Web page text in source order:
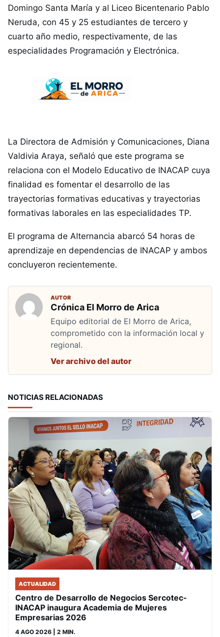
Domingo Santa María y al Liceo Bicentenario Pablo
Neruda, con 45 y 25 estudiantes de tercero y
cuarto año medio, respectivamente, de las
especialidades Programación y Electrónica.
La Directora de Admisión y Comunicaciones, Diana
Valdivia Araya, señaló que este programa se
relaciona con el Modelo Educativo de INACAP cuya
finalidad es fomentar el desarrollo de las
trayectorias formativas educativas y trayectorias
formativas laborales en las especialidades TP.
El programa de Alternancia abarcó 54 horas de
aprendizaje en dependencias de INACAP y ambos
concluyeron recientemente.
AUTOR
Crónica El Morro de Arica
Equipo editorial de El Morro de Arica,
comprometido con la información local y
regional.
Ver archivo del autor
NOTICIAS RELACIONADAS
ACTUALIDAD
Centro de Desarrollo de Negocios Sercotec-
INACAP inaugura Academia de Mujeres
Empresarias 2026
4 AGO 2026 | 2 MIN.